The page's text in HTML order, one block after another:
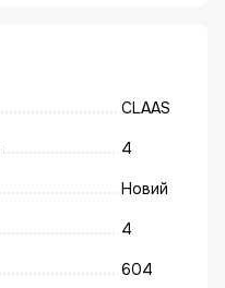
CLAAS
4
Новий
4
604